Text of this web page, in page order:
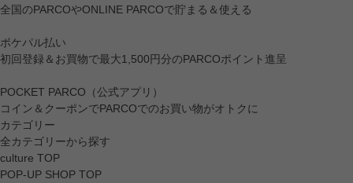
全国のPARCOやONLINE PARCOで貯まる＆使える
ポケパル払い
初回登録＆お買物で最大1,500円分のPARCOポイント進呈
POCKET PARCO（公式アプリ）
コイン＆クーポンでPARCOでのお買い物がオトクに
カテゴリー
全カテゴリーから探す
culture TOP
POP-UP SHOP TOP